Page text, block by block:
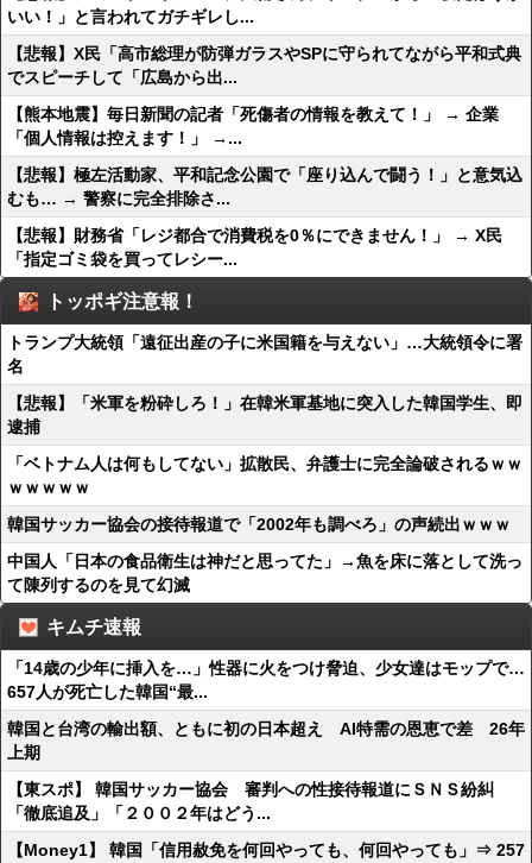
いい！」と言われてガチギレし...
【悲報】X民「高市総理が防弾ガラスやSPに守られてながら平和式典
でスピーチして「広島から出...
【熊本地震】毎日新聞の記者「死傷者の情報を教えて！」 → 企業
「個人情報は控えます！」 →...
【悲報】極左活動家、平和記念公園で「座り込んで闘う！」と意気込
むも… → 警察に完全排除さ...
【悲報】財務省「レジ都合で消費税を0％にできません！」 → X民
「指定ゴミ袋を買ってレシー...
トッポギ注意報！
トランプ大統領「遠征出産の子に米国籍を与えない」…大統領令に署
名
【悲報】「米軍を粉砕しろ！」在韓米軍基地に突入した韓国学生、即
逮捕
「ベトナム人は何もしてない」拡散民、弁護士に完全論破されるｗｗ
ｗｗｗｗｗ
韓国サッカー協会の接待報道で「2002年も調べろ」の声続出ｗｗｗ
中国人「日本の食品衛生は神だと思ってた」→魚を床に落として洗っ
て陳列するのを見て幻滅
キムチ速報
「14歳の少年に挿入を…」性器に火をつけ脅迫、少女達はモップで…
657人が死亡した韓国“最...
韓国と台湾の輸出額、ともに初の日本超え AI特需の恩恵で差 26年
上期
【東スポ】 韓国サッカー協会 審判への性接待報道にＳＮＳ紛糾
「徹底追及」「２００２年はどう...
【Money1】 韓国「信用赦免を何回やっても、何回やっても」⇒ 257